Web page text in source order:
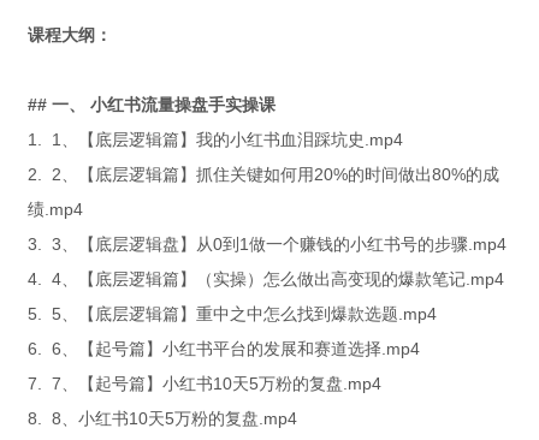
课程大纲：
## 一、 小红书流量操盘手实操课
1. 1、【底层逻辑篇】我的小红书血泪踩坑史.mp4
2. 2、【底层逻辑篇】抓住关键如何用20%的时间做出80%的成
绩.mp4
3. 3、【底层逻辑盘】从0到1做一个赚钱的小红书号的步骤.mp4
4. 4、【底层逻辑篇】（实操）怎么做出高变现的爆款笔记.mp4
5. 5、【底层逻辑篇】重中之中怎么找到爆款选题.mp4
6. 6、【起号篇】小红书平台的发展和赛道选择.mp4
7. 7、【起号篇】小红书10天5万粉的复盘.mp4
8. 8、小红书10天5万粉的复盘.mp4